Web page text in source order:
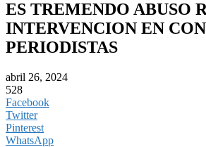
ES TREMENDO ABUSO
INTERVENCION EN
PERIODISTAS
abril 26, 2024
528
Facebook
Twitter
Pinterest
WhatsApp